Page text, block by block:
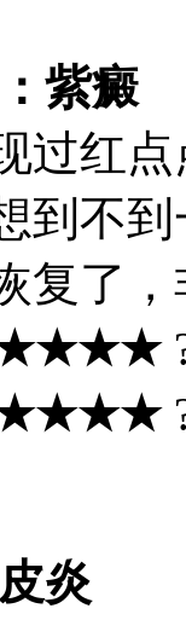
紫癜
过红
到不
复了
炎